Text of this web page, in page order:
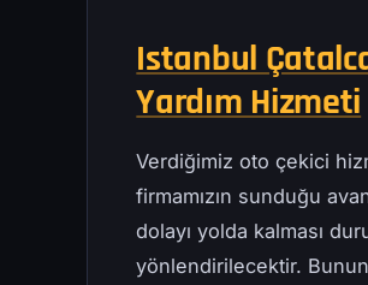
Istanbul
Yardım Hizmeti
Verdiğimiz oto çekici
firmamızın sunduğu
dolayı yolda kalması
yönlendirilecektir.